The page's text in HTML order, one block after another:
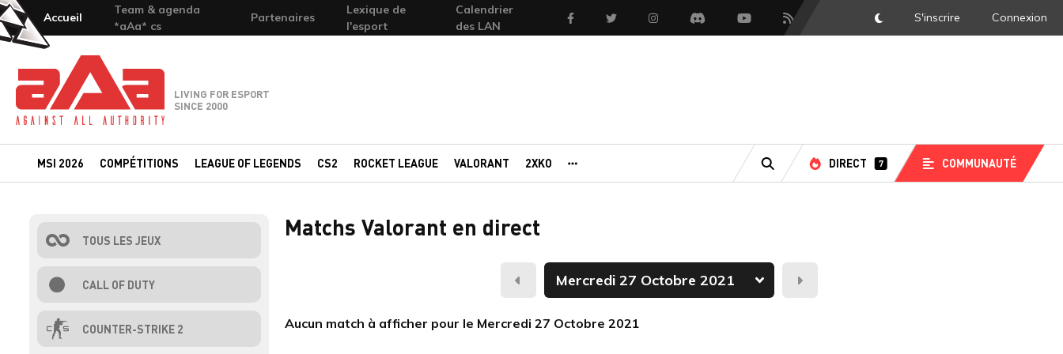
Accueil
Team & agenda
*aAa* cs
Partenaires
Lexique de
l'esport
Calendrier
des LAN
FacebookTwitter InstagramDiscord YoutubeFlux RSS DarkMode
S'inscrire Connexion
Team-aAa - against All authority
LIVING FOR ESPORT
SINCE 2000
MSI 2026 COMPÉTITIONS LEAGUE OF LEGENDS CS2 ROCKET LEAGUE VALORANT 2XKO
RECHERCHE
DIRECT 7 COMMUNAUTÉ
TOUS LES JEUX
CALL OF DUTY
COUNTER-STRIKE 2
Matchs Valorant en direct
Hier Demain
Aucun match à afficher pour le Mercredi 27 Octobre 2021